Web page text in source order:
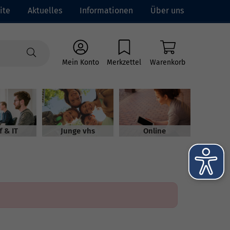
Aktuelles Informationen Über uns
Mein Konto Merkzettel Warenkorb
& IT Junge vhs Online